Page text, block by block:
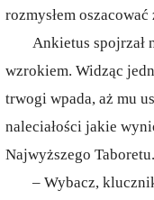
rozmysłem
Ankietus spojrzał
wzrokiem. Widząc
trwogi wpada, aż mu
naleciałości jakie
Najwyższego Taboretu.
– Wybacz,